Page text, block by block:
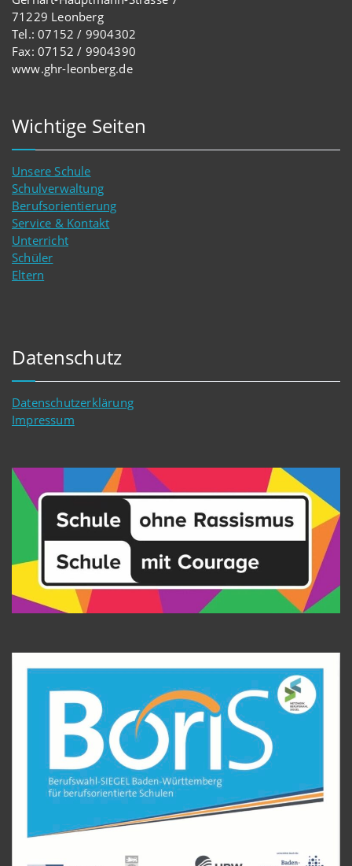
71229 Leonberg
Tel.: 07152 / 9904302
Fax: 07152 / 9904390
www.ghr-leonberg.de
Wichtige Seiten
Unsere Schule
Schulverwaltung
Berufsorientierung
Service & Kontakt
Unterricht
Schüler
Eltern
Datenschutz
Datenschutzerklärung
Impressum